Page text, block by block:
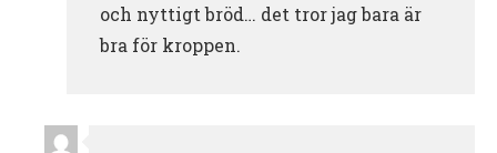
och nyttigt bröd… det tror jag bara är
bra för kroppen.